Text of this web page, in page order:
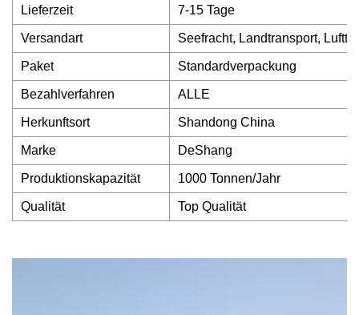
Lieferzeit 7-15 Tage
Versandart Seefracht, Landtransport,
Paket Standardverpackung
Bezahlverfahren ALLE
Herkunftsort Shandong China
Marke DeShang
Produktionskapazität 1000 Tonnen/Jahr
Qualität Top Qualität